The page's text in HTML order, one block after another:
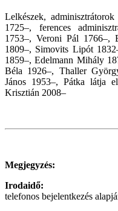
Lelkészek,
1725–, ferences
1753–, Veroni Pál 1766–,
1809–, Simovits Lipót
1859–, Edelmann Mihály
Béla 1926–, Thaller
János 1953–, Pátka látja
Krisztián 2008–
Megjegyzés:
Irodaidő:
telefonos bejelentkezés